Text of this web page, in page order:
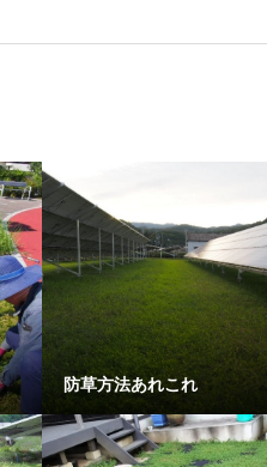
防草方法あれこれ